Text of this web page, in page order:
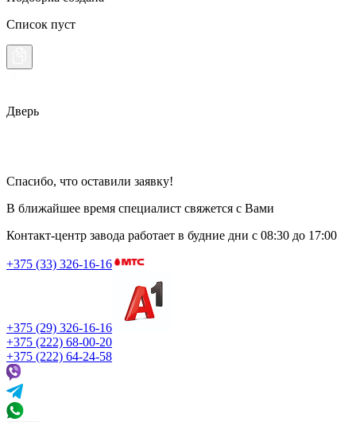
Список пуст
Дверь
Спасибо, что оставили заявку!
В ближайшее время специалист свяжется с Вами
Контакт-центр завода работает в будние дни с 08:30 до 17:00
+375 (33) 326-16-16
+375 (29) 326-16-16
+375 (222) 68-00-20
+375 (222) 64-24-58